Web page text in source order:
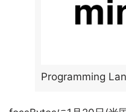
Programming